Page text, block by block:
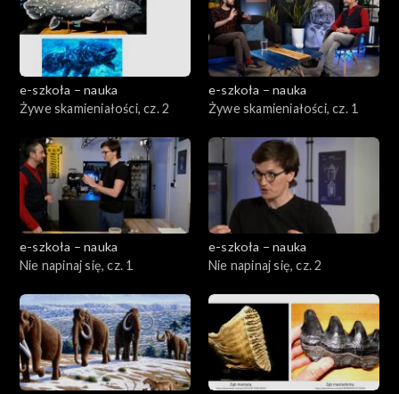
e-szkoła – nauka
Żywe skamieniałości, cz. 2
e-szkoła – nauka
Żywe skamieniałości, cz. 1
e-szkoła – nauka
Nie napinaj się, cz. 1
e-szkoła – nauka
Nie napinaj się, cz. 2